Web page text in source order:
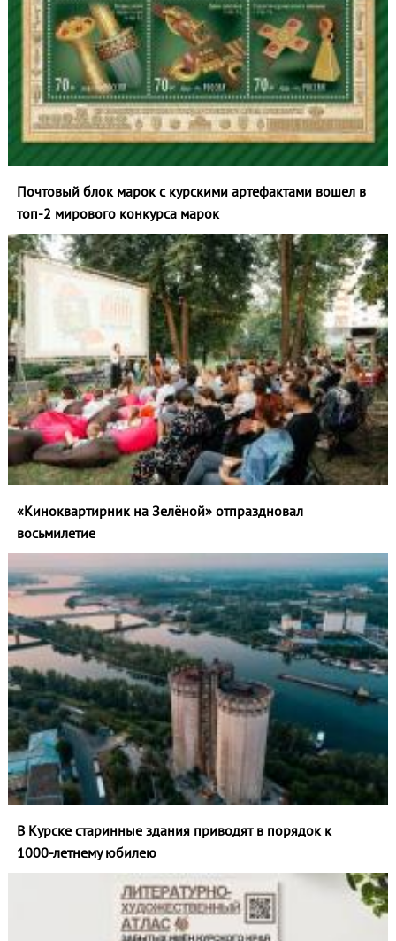
Почтовый блок марок с курскими артефактами вошел в
топ‑2 мирового конкурса марок
«Киноквартирник на Зелёной» отпраздновал
восьмилетие
В Курске старинные здания приводят в порядок к
1000‑летнему юбилею